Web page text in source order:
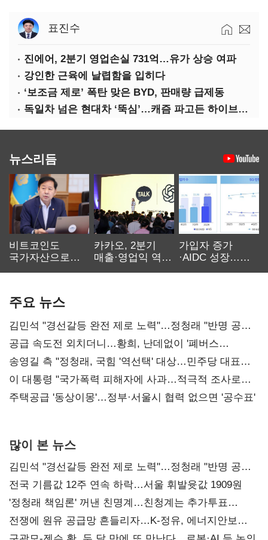
표진수
진에어, 2분기 영업손실 731억…유가 상승 여파
강인한 근육에 날렵함을 입히다
‘보조금 제로’ 폭탄 맞은 BYD, 판매량 급제동
독일차 넘은 현대차 ‘뚝심’…캐즘 파고든 하이브리드 역전극
뉴스리듬
비트코인도
국가자산으로…'
카카오, 2분기
매출·영업익 역대
가입자 증가
·AIDC 성장…
주요 뉴스
김민석 "경선갈등 완전 제로 노력"…정청래 "반명 공세
사과부터"
공급 속도전 외치더니…황희, 난데없이 '폐버스
리모델링' 제안
송영길 측 "정청래, 국힘 '역선택' 대상…민주당 대표로
총선 지휘 못해"
이 대통령 "국가폭력 피해자에 사과…적극적 조사로
진실 밝혀야"
주택공급 '동상이몽'…정부·서울시 협력 없으면 '공수표'
많이 본 뉴스
김민석 "경선갈등 완전 제로 노력"…정청래 "반명 공세
사과부터"
전국 기름값 12주 연속 하락…서울 휘발윳값 1909원
'정청래 책임론' 꺼낸 친명계…친청계는 추가투표
때리기
전쟁에 원유 공급망 흔들리자…K-정유, 에너지안보